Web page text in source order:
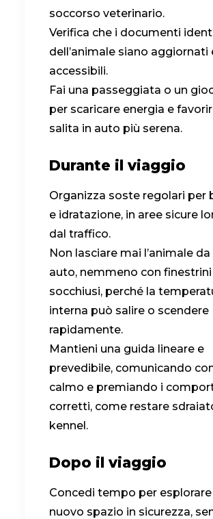
soccorso veterinario.
Verifica che i documenti
dell’animale siano aggiornati
accessibili.
Fai una passeggiata o un
per scaricare energia e
salita in auto più serena.
Durante il viaggio
Organizza soste regolari per
e idratazione, in aree sicure
dal traffico.
Non lasciare mai l’animale
auto, nemmeno con finestrini
socchiusi, perché la
interna può salire o scendere
rapidamente.
Mantieni una guida lineare e
prevedibile, comunicando
calmo e premiando i
corretti, come restare
kennel.
Dopo il viaggio
Concedi tempo per esplorare
nuovo spazio in sicurezza,